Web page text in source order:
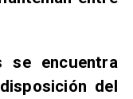
se encuentra
del